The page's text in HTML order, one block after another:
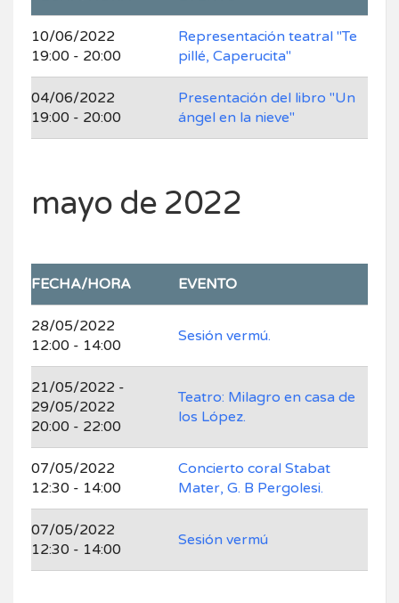
10/06/2022
19:00 - 20:00
Representación teatral "Te
pillé, Caperucita"
04/06/2022
19:00 - 20:00
Presentación del libro "Un
ángel en la nieve"
mayo de 2022
FECHA/HORA EVENTO
28/05/2022
12:00 - 14:00
Sesión vermú.
21/05/2022 -
29/05/2022
20:00 - 22:00
Teatro: Milagro en casa de
los López.
07/05/2022
12:30 - 14:00
Concierto coral Stabat
Mater, G. B Pergolesi.
07/05/2022
12:30 - 14:00
Sesión vermú